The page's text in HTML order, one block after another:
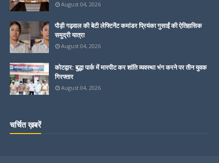
August 04, 2026
पौड़ी गढ़वाल की बेटी लेफ्टिनेंट कमांडर प्रियंका गुसाईं की ऐतिहासिक
समुद्री यात्रा
August 04, 2026
कोटद्वार: बुद्धा पार्क में मारपीट कर शांति व्यवस्था भंग करने पर तीन युवक
गिरफ्तार
August 04, 2026
चर्चित ख़बरें